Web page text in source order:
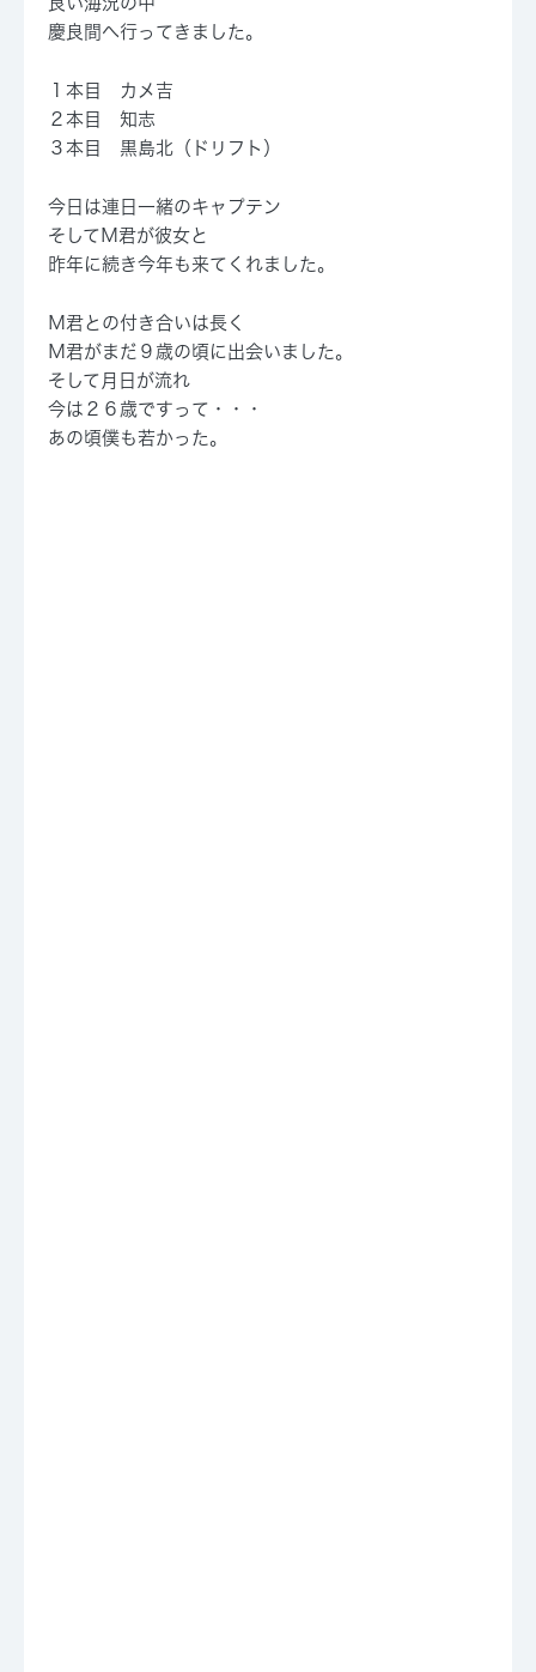
慶良間へ行ってきました。
１本目 カメ吉
２本目 知志
３本目 黒島北（ドリフト）
今日は連日一緒のキャプテン
そしてＭ君が彼女と
昨年に続き今年も来てくれました。
Ｍ君との付き合いは長く
Ｍ君がまだ９歳の頃に出会いました。
そして月日が流れ
今は２６歳ですって・・・
あの頃僕も若かった。